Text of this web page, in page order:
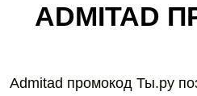
ADMITAD
Admitad промокод Ты.ру